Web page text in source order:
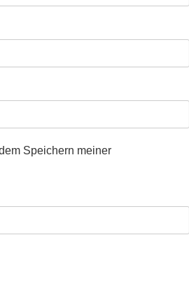
Speichern meiner